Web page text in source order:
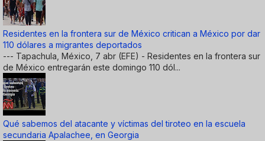
Residentes en la frontera sur de México critican a México por dar
110 dólares a migrantes deportados
--- Tapachula, México, 7 abr (EFE) - Residentes en la frontera sur
de México entregarán este domingo 110 dól...
Qué sabemos del atacante y víctimas del tiroteo en la escuela
secundaria Apalachee, en Georgia